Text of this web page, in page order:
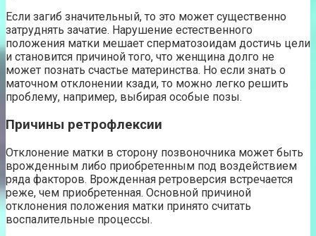
Если загиб значительный, то это может существенно
затруднять зачатие. Нарушение естественного
положения матки мешает сперматозоидам достичь цели
и становится причиной того, что женщина долго не
может познать счастье материнства. Но если знать о
маточном отклонении кзади, то можно легко решить
проблему, например, выбирая особые позы.
Причины ретрофлексии
Отклонение матки в сторону позвоночника может быть
врожденным либо приобретенным под воздействием
ряда факторов. Врожденная ретроверсия встречается
реже, чем приобретенная. Основной причиной
отклонения положения матки принято считать
воспалительные процессы.